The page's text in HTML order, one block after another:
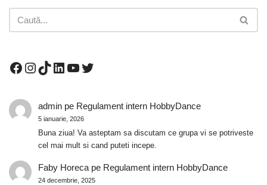
adminpe Regulament intern HobbyDance
5 ianuarie, 2026
Buna ziua! Va asteptam sa discutam ce grupa vi se potriveste
cel mai mult si cand puteti incepe.
Faby Horecape Regulament intern HobbyDance
24 decembrie, 2025